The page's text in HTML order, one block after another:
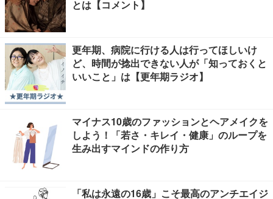
とは【コメント】
更年期、病院に行ける人は行ってほしいけ
ど、時間が捻出できない人が「知っておくと
いいこと」は【更年期ラジオ】
マイナス10歳のファッションとヘアメイクを
しよう！「若さ・キレイ・健康」のループを
生み出すマインドの作り方
「私は永遠の16歳」こそ最高のアンチエイジ